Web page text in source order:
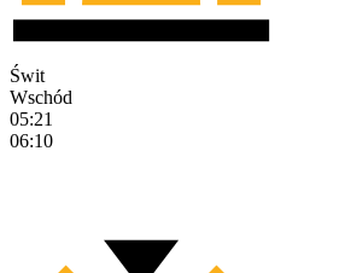
Świt
Wschód
05:21
06:10